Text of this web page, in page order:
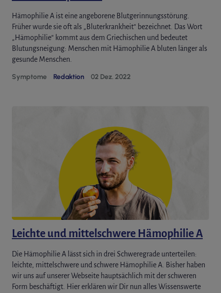
Hämophilie A ist eine angeborene Blutgerinnungsstörung.
Früher wurde sie oft als „Bluterkrankheit“ bezeichnet. Das Wort
„Hämophilie“ kommt aus dem Griechischen und bedeutet
Blutungsneigung: Menschen mit Hämophilie A bluten länger als
gesunde Menschen.
Symptome Redaktion 02 Dez. 2022
Leichte und mittelschwere Hämophilie A
Die Hämophilie A lässt sich in drei Schweregrade unterteilen:
leichte, mittelschwere und schwere Hämophilie A. Bisher haben
wir uns auf unserer Webseite hauptsächlich mit der schweren
Form beschäftigt. Hier erklären wir Dir nun alles Wissenswerte